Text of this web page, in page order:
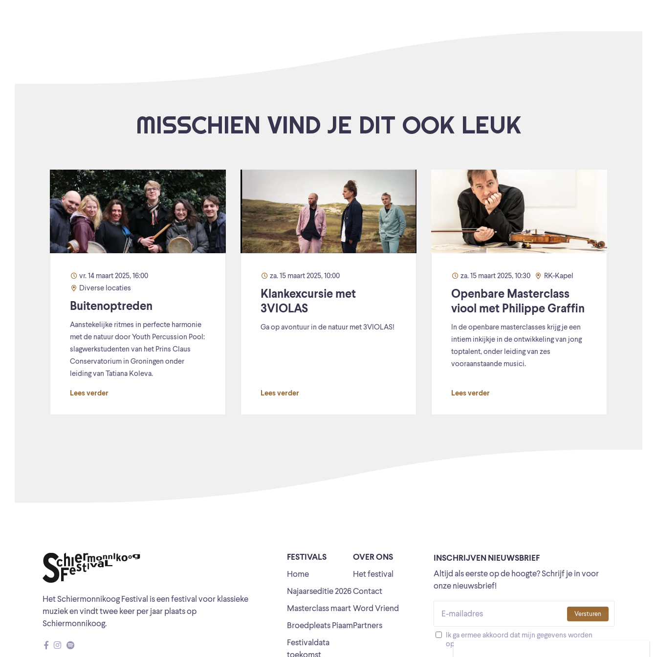
MISSCHIEN VIND JE DIT OOK LEUK
vr. 14 maart 2025, 16:00
Diverse locaties
Buitenoptreden
Aanstekelijke ritmes in perfecte harmonie
met de natuur door Youth Percussion Pool:
slagwerkstudenten van het Prins Claus
Conservatorium in Groningen onder
leiding van Tatiana Koleva.
Lees verder
za. 15 maart 2025, 10:00
Klankexcursie met
3VIOLAS
Ga op avontuur in de natuur met 3VIOLAS!
Lees verder
za. 15 maart 2025, 10:30 RK-Kapel
Openbare Masterclass
viool met Philippe Graffin
In de openbare masterclasses krijg je een
intiem inkijkje in de ontwikkeling van jong
toptalent, onder leiding van zes
vooraanstaande musici.
Lees verder
Het Schiermonnikoog Festival is een festival voor klassieke
muziek en vindt twee keer per jaar plaats op
Schiermonnikoog.
FESTIVALS
Home
Najaarseditie 2026
Masterclass maart
Broedpleats Piaam
Festivaldata
OVER ONS
Het festival
Contact
Word Vriend
Partners
INSCHRIJVEN NIEUWSBRIEF
Altijd als eerste op de hoogte? Schrijf je in voor
onze nieuwsbrief!
Ik ga ermee akkoord dat mijn gegevens worden
opgeslagen
Versturen